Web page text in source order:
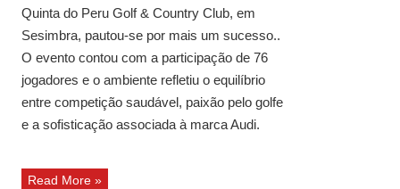
Quinta do Peru Golf & Country Club, em
Sesimbra, pautou-se por mais um sucesso..
O evento contou com a participação de 76
jogadores e o ambiente refletiu o equilíbrio
entre competição saudável, paixão pelo golfe
e a sofisticação associada à marca Audi.
Read More »